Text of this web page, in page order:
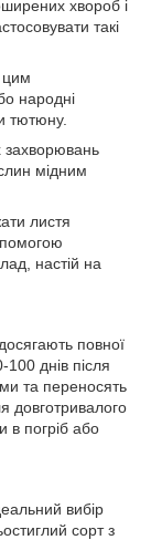
хвороб і
такі
цим
народні
тютюну.
захворювань
мідним
листя
настій на
повної
100 днів після
та переносять
довготривалого
в погріб або
вибір
сорт з